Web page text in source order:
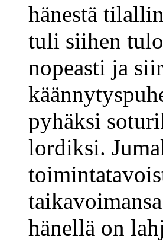
hänestä
tuli siihen
nopeasti ja
pyhäksi
lordiksi.
hänellä on